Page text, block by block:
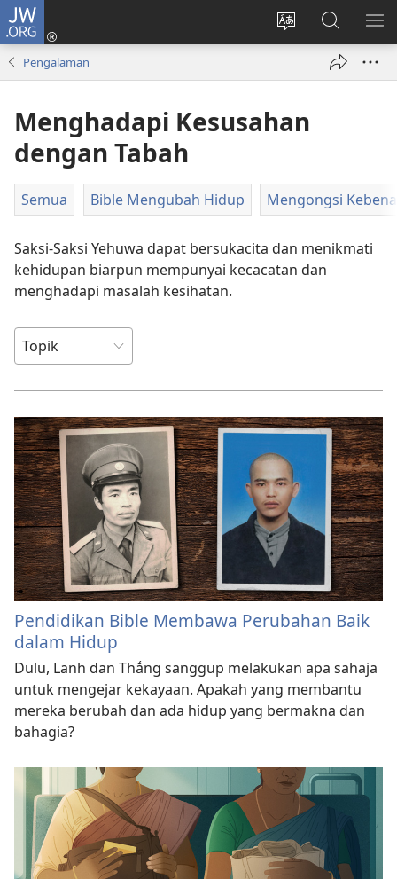
JW.ORG
Tukar
bahasa
Log
Masuk
Cari
JW.ORG
Pengalaman
Menghadapi Kesusahan
dengan Tabah
Semua Bible Mengubah Hidup Mengongsi
Saksi-Saksi Yehuwa dapat bersukacita dan menikmati
kehidupan biarpun mempunyai kecacatan dan
menghadapi masalah kesihatan.
Pendidikan Bible Membawa Perubahan Baik
dalam Hidup
Dulu, Lanh dan Thắng sanggup melakukan apa sahaja
untuk mengejar kekayaan. Apakah yang membantu
mereka berubah dan ada hidup yang bermakna dan
bahagia?